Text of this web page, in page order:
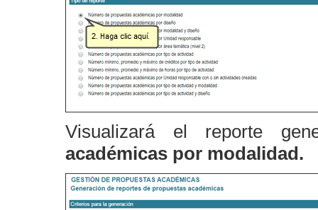
Visualizará el reporte
académicas por modalidad.